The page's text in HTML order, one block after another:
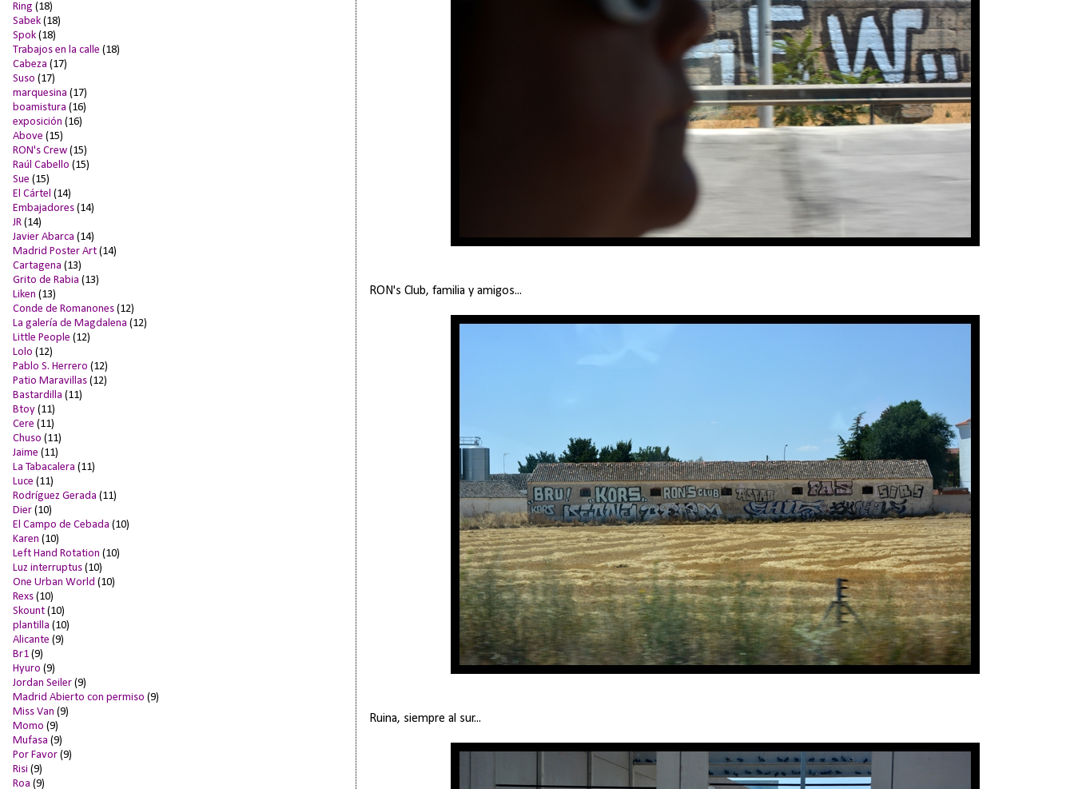
RON's Club, familia y amigos...
Ruina, siempre al sur...
Ring (18)
Sabek (18)
Spok (18)
Trabajos en la calle (18)
Cabeza (17)
Suso (17)
marquesina (17)
boamistura (16)
exposición (16)
Above (15)
RON's Crew (15)
Raúl Cabello (15)
Sue (15)
El Cártel (14)
Embajadores (14)
JR (14)
Javier Abarca (14)
Madrid Poster Art (14)
Cartagena (13)
Grito de Rabia (13)
Liken (13)
Conde de Romanones (12)
La galería de Magdalena (12)
Little People (12)
Lolo (12)
Pablo S. Herrero (12)
Patio Maravillas (12)
Bastardilla (11)
Btoy (11)
Cere (11)
Chuso (11)
Jaime (11)
La Tabacalera (11)
Luce (11)
Rodríguez Gerada (11)
Dier (10)
El Campo de Cebada (10)
Karen (10)
Left Hand Rotation (10)
Luz interruptus (10)
One Urban World (10)
Rexs (10)
Skount (10)
plantilla (10)
Alicante (9)
Br1 (9)
Hyuro (9)
Jordan Seiler (9)
Madrid Abierto con permiso (9)
Miss Van (9)
Momo (9)
Mufasa (9)
Por Favor (9)
Risi (9)
Roa (9)